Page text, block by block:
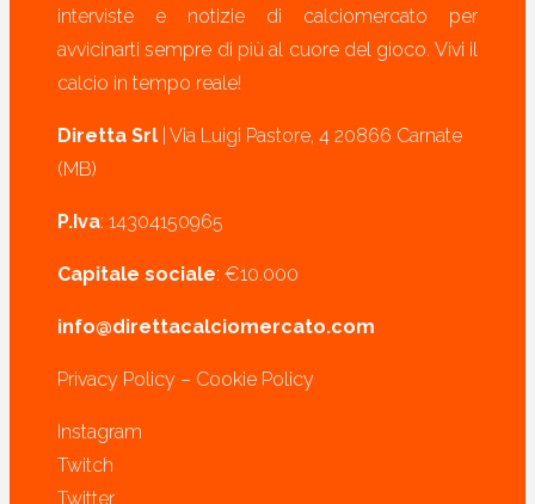
interviste e notizie di calciomercato per
avvicinarti sempre di più al cuore del gioco. Vivi il
calcio in tempo reale!
Diretta Srl | Via Luigi Pastore, 4 20866 Carnate
(MB)
P.Iva: 14304150965
Capitale sociale: €10.000
info@direttacalciomercato.com
Privacy Policy – Cookie Policy
Instagram
Twitch
Twitter